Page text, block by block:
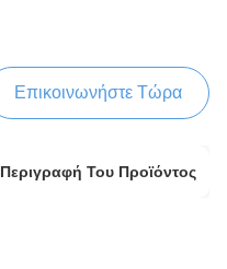
Επικοινωνήστε Τώρα
Περιγραφή Του Προϊόντος